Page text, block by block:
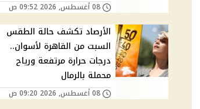
08 أغسطس, 2026 09:52 ص
الأرصاد تكشف حالة الطقس
السبت من القاهرة لأسوان..
درجات حرارة مرتفعة ورياح
محملة بالرمال
08 أغسطس, 2026 09:20 ص